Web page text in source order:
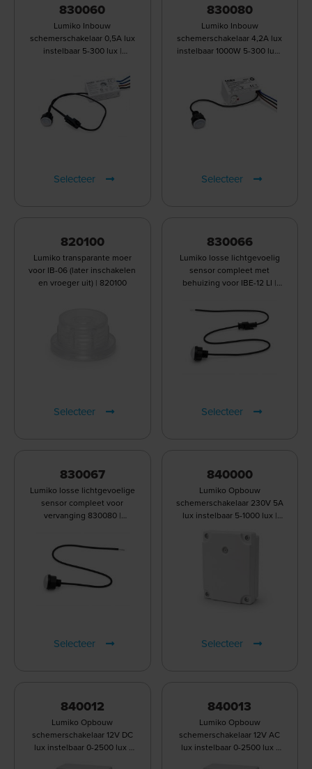
830060
Lumiko Inbouw
schemerschakelaar 0,5A lux
instelbaar 5-300 lux |
Selecteer
830080
Lumiko Inbouw
schemerschakelaar 4,2A lux
instelbaar 1000W 5-300 lux |
Selecteer
820100
Lumiko transparante moer
voor IB-06 (later inschakelen
en vroeger uit) | 820100
Selecteer
830066
Lumiko losse lichtgevoelig
sensor compleet met
behuizing voor IBE-12 LI |
Selecteer
830067
Lumiko losse lichtgevoelige
sensor compleet voor
vervanging 830080 |
Selecteer
840000
Lumiko Opbouw
schemerschakelaar 230V 5A
lux instelbaar 5-1000 lux |
Selecteer
840012
Lumiko Opbouw
schemerschakelaar 12V DC
lux instelbaar 0-2500 lux |
840013
Lumiko Opbouw
schemerschakelaar 12V AC
lux instelbaar 0-2500 lux |